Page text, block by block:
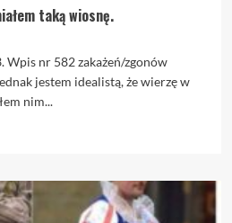
taką wiosnę.
Wpis nr 582 zakażeń/zgonów
jestem idealistą, że wierzę w
nim...